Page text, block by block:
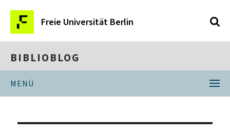
Freie Universität Berlin
BIBLIOBLOG
MENÜ